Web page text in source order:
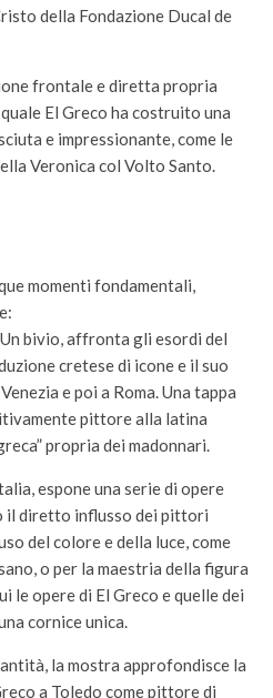
della Fondazione Ducal de
frontale e diretta propria
El Greco ha costruito una
e impressionante, come le
Veronica col Volto Santo.
momenti fondamentali,
bivio, affronta gli esordi del
cretese di icone e il suo
e poi a Roma. Una tappa
pittore alla latina
propria dei madonnari.
espone una serie di opere
il diretto influsso dei pittori
del colore e della luce, come
o per la maestria della figura
le opere di El Greco e quelle dei
cornice unica.
la mostra approfondisce la
a Toledo come pittore di